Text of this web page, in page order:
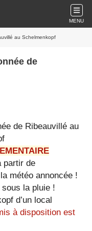
MENU
au Schelmenkopf
de
de Ribeauvillé au
partir de
météo annoncée !
la pluie !
d’un local
à disposition est